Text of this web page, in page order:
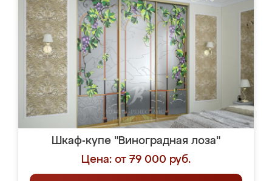
Шкаф-купе "Виноградная лоза"
Цена: от 79 000 руб.